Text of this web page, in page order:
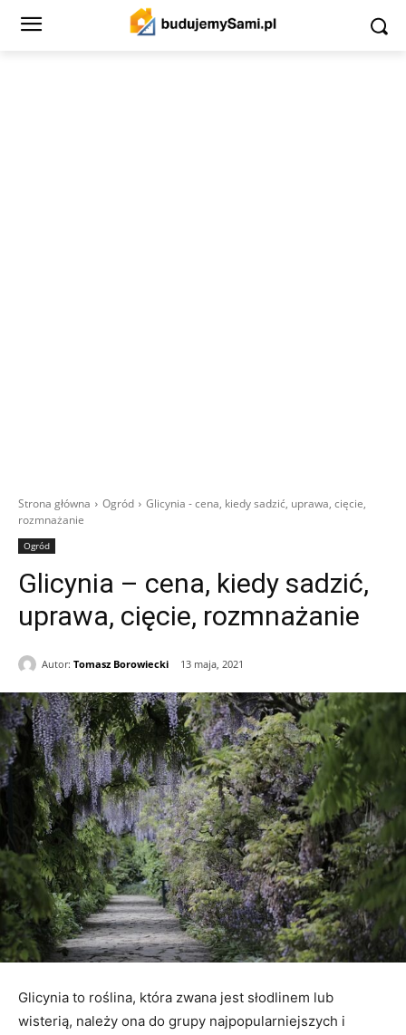
Strona główna Ogród
Glicynia - cena, kiedy sadzić, uprawa, cięcie,
rozmnażanie
Ogród
Glicynia – cena, kiedy sadzić,
uprawa, cięcie, rozmnażanie
Autor: Tomasz Borowiecki 13 maja, 2021
Glicynia to roślina, która zwana jest słodlinem lub
wisterią, należy ona do grupy najpopularniejszych i